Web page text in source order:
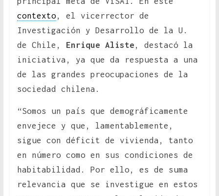
contexto, el vicerrector de
Investigación y Desarrollo de la U.
de Chile,
Enrique Aliste , destacó la
iniciativa, ya que da respuesta a una
de las grandes preocupaciones de la
sociedad chilena.
“Somos un país que demográficamente
envejece y que, lamentablemente,
sigue con déficit de vivienda, tanto
en número como en sus condiciones de
habitabilidad. Por ello, es de suma
relevancia que se investigue en estos